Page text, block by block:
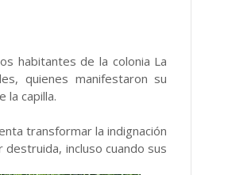
habitantes de la colonia La
quienes manifestaron su
la capilla.
transformar la indignación
incluso cuando sus